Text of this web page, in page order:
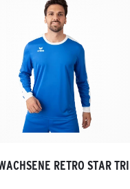
RETRO STAR